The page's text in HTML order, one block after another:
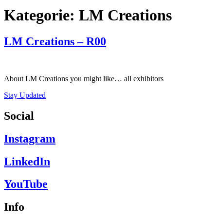
Kategorie: LM Creations
LM Creations – R00
About LM Creations you might like… all exhibitors
Stay Updated
Social
Instagram
LinkedIn
YouTube
Info